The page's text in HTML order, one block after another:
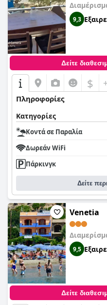
9,3
Δείτε
$
Πληροφορίες
Κατηγορίες
Κοντά σε Παραλία
Δωρεάν WiFi
Πάρκινγκ
Δείτε
Venetia
9,5
Δείτε